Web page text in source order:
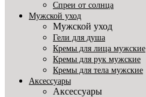
Спреи от солнца
Мужской уход
Мужской уход
Гели для душа
Кремы для лица мужские
Кремы для рук мужские
Кремы для тела мужские
Аксессуары
Аксессуары